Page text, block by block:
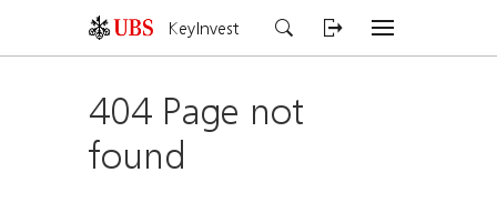
KeyInvest
404 Page not
found